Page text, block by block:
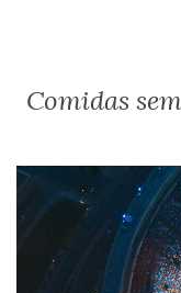
Comidas